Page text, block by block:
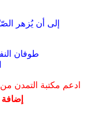
إلى أن يُزهر
طوفان
ادعم مكتبة التمدن من